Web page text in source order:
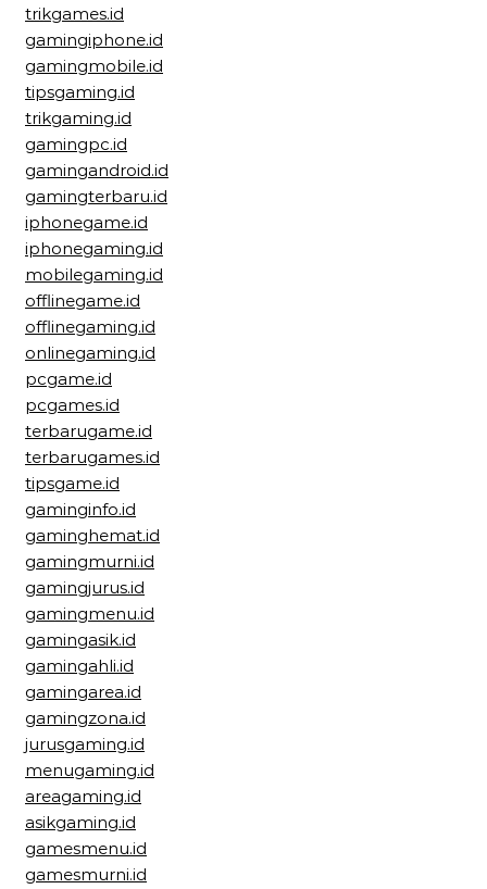
trikgames.id
gamingiphone.id
gamingmobile.id
tipsgaming.id
trikgaming.id
gamingpc.id
gamingandroid.id
gamingterbaru.id
iphonegame.id
iphonegaming.id
mobilegaming.id
offlinegame.id
offlinegaming.id
onlinegaming.id
pcgame.id
pcgames.id
terbarugame.id
terbarugames.id
tipsgame.id
gaminginfo.id
gaminghemat.id
gamingmurni.id
gamingjurus.id
gamingmenu.id
gamingasik.id
gamingahli.id
gamingarea.id
gamingzona.id
jurusgaming.id
menugaming.id
areagaming.id
asikgaming.id
gamesmenu.id
gamesmurni.id